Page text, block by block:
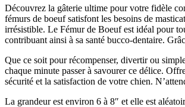
Découvrez la gâterie ultime pour votre fidèle
fémurs de boeuf satisfont les besoins de
irrésistible. Le Fémur de Boeuf est idéal pour
contribuant ainsi à sa santé bucco-dentaire.
Que ce soit pour récompenser, divertir ou
chaque minute passer à savourer ce délice.
sécurité et la satisfaction de votre chien.
La grandeur est environ 6 à 8″ et elle est